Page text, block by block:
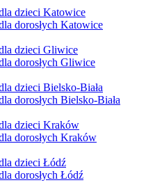
dzieci Katowice
dorosłych Katowice
dzieci Gliwice
dorosłych Gliwice
dzieci Bielsko-Biała
dorosłych Bielsko-Biała
dzieci Kraków
dorosłych Kraków
dzieci Łódź
dorosłych Łódź